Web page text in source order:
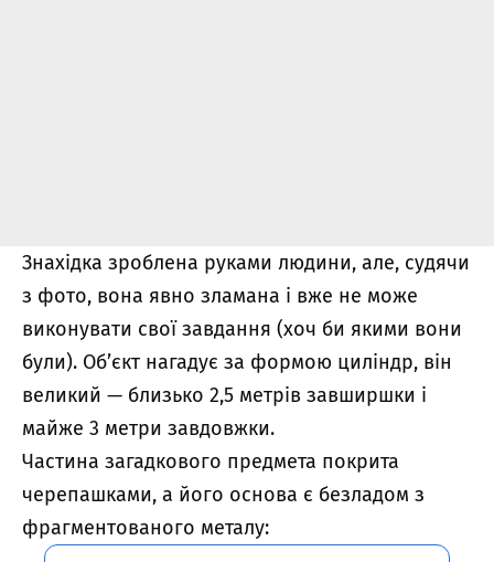
Знахідка зроблена руками людини, але, судячи
з фото, вона явно зламана і вже не може
виконувати свої завдання (хоч би якими вони
були). Об’єкт нагадує за формою циліндр, він
великий — близько 2,5 метрів завширшки і
майже 3 метри завдовжки.
Частина загадкового предмета покрита
черепашками, а його основа є безладом з
фрагментованого металу: